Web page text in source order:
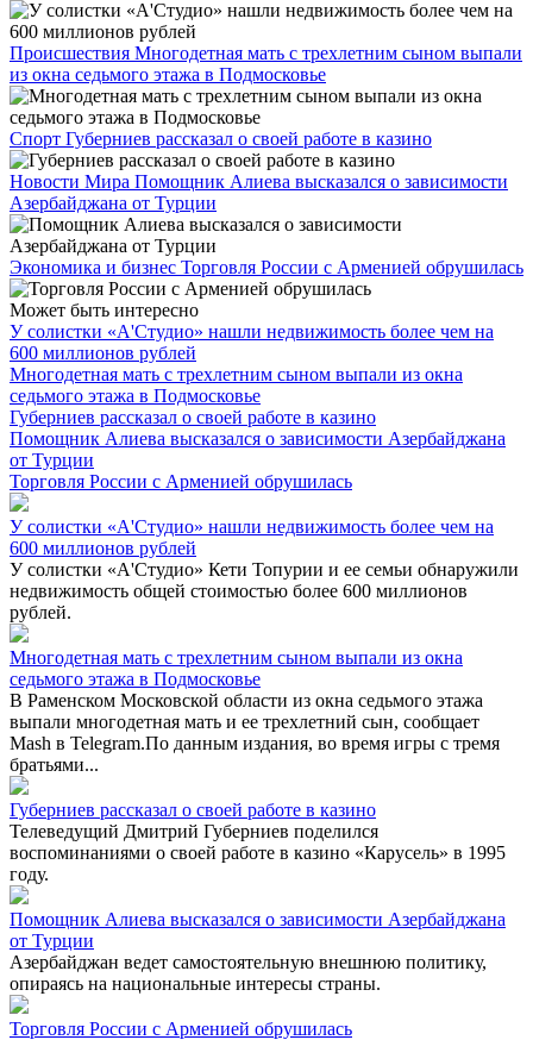
Происшествия Многодетная мать с трехлетним сыном выпали
из окна седьмого этажа в Подмосковье
Спорт Губерниев рассказал о своей работе в казино
Новости Мира Помощник Алиева высказался о зависимости
Азербайджана от Турции
Экономика и бизнес Торговля России с Арменией обрушилась
Может быть интересно
У солистки «А'Студио» нашли недвижимость более чем на
600 миллионов рублей
Многодетная мать с трехлетним сыном выпали из окна
седьмого этажа в Подмосковье
Губерниев рассказал о своей работе в казино
Помощник Алиева высказался о зависимости Азербайджана
от Турции
Торговля России с Арменией обрушилась
У солистки «А'Студио» нашли недвижимость более чем на
600 миллионов рублей
У солистки «А'Студио» Кети Топурии и ее семьи обнаружили
недвижимость общей стоимостью более 600 миллионов
рублей.
Многодетная мать с трехлетним сыном выпали из окна
седьмого этажа в Подмосковье
В Раменском Московской области из окна седьмого этажа
выпали многодетная мать и ее трехлетний сын, сообщает
Mash в Telegram.По данным издания, во время игры с тремя
братьями...
Губерниев рассказал о своей работе в казино
Телеведущий Дмитрий Губерниев поделился
воспоминаниями о своей работе в казино «Карусель» в 1995
году.
Помощник Алиева высказался о зависимости Азербайджана
от Турции
Азербайджан ведет самостоятельную внешнюю политику,
опираясь на национальные интересы страны.
Торговля России с Арменией обрушилась